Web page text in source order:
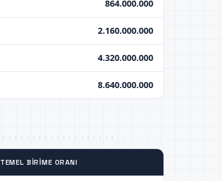
864.000.000
2.160.000.000
4.320.000.000
8.640.000.000
TEMEL BIRIME ORANI